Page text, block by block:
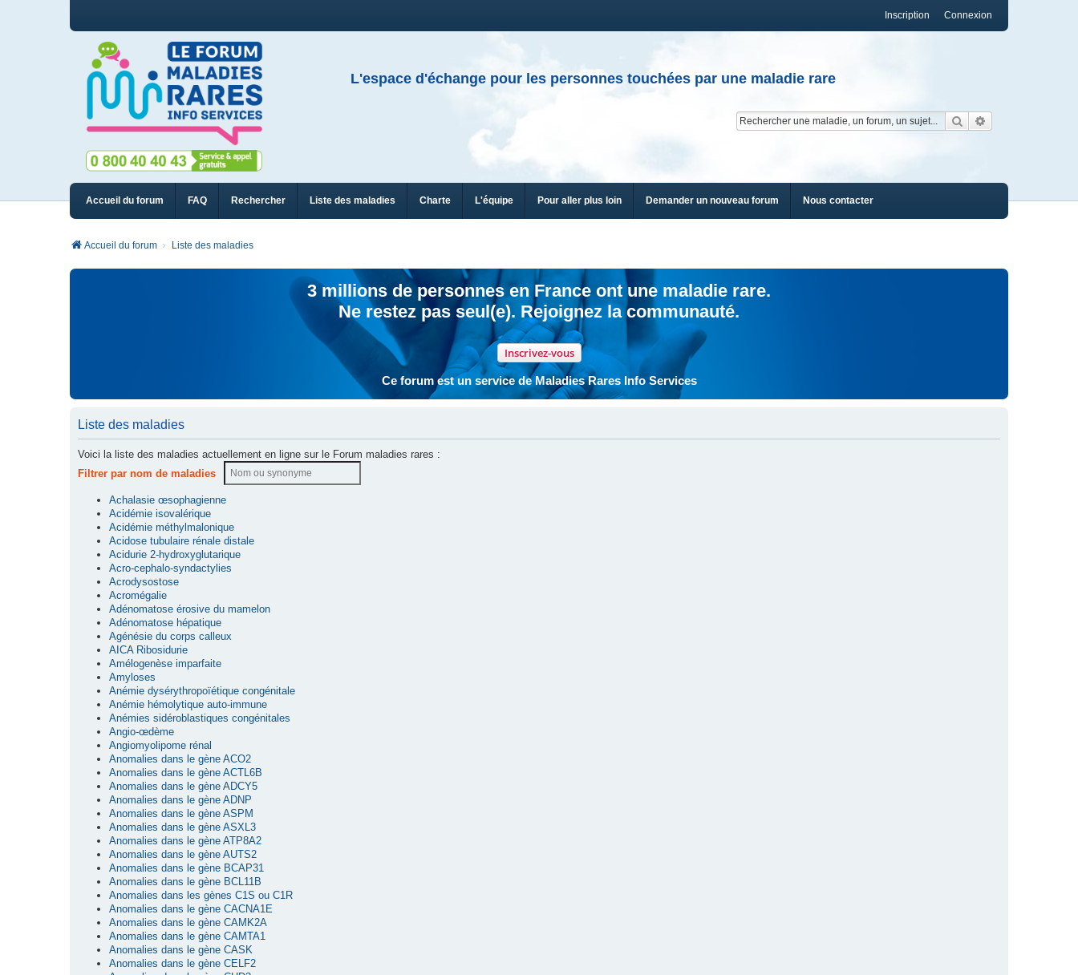
Connexion
Inscription
L'espace d'échange pour les personnes touchées par une maladie rare
Rechercher
Accueil du forum FAQ Rechercher Liste des maladies Charte L'équipe Pour aller plus loin Demander un nouveau forum Nous contacter
Accueil du forum Liste des maladies
3 millions de personnes en France ont une maladie rare.
Ne restez pas seul(e). Rejoignez la communauté.
Inscrivez-vous
Ce forum est un service de Maladies Rares Info Services
Liste des maladies
Voici la liste des maladies actuellement en ligne sur le Forum maladies rares :
Filtrer par nom de maladies
Achalasie œsophagienne
Acidémie isovalérique
Acidémie méthylmalonique
Acidose tubulaire rénale distale
Acidurie 2-hydroxyglutarique
Acro-cephalo-syndactylies
Acrodysostose
Acromégalie
Adénomatose érosive du mamelon
Adénomatose hépatique
Agénésie du corps calleux
AICA Ribosidurie
Amélogenèse imparfaite
Amyloses
Anémie dysérythropoïétique congénitale
Anémie hémolytique auto-immune
Anémies sidéroblastiques congénitales
Angio-œdème
Angiomyolipome rénal
Anomalies dans le gène ACO2
Anomalies dans le gène ACTL6B
Anomalies dans le gène ADCY5
Anomalies dans le gène ADNP
Anomalies dans le gène ASPM
Anomalies dans le gène ASXL3
Anomalies dans le gène ATP8A2
Anomalies dans le gène AUTS2
Anomalies dans le gène BCAP31
Anomalies dans le gène BCL11B
Anomalies dans les gènes C1S ou C1R
Anomalies dans le gène CACNA1E
Anomalies dans le gène CAMK2A
Anomalies dans le gène CAMTA1
Anomalies dans le gène CASK
Anomalies dans le gène CELF2